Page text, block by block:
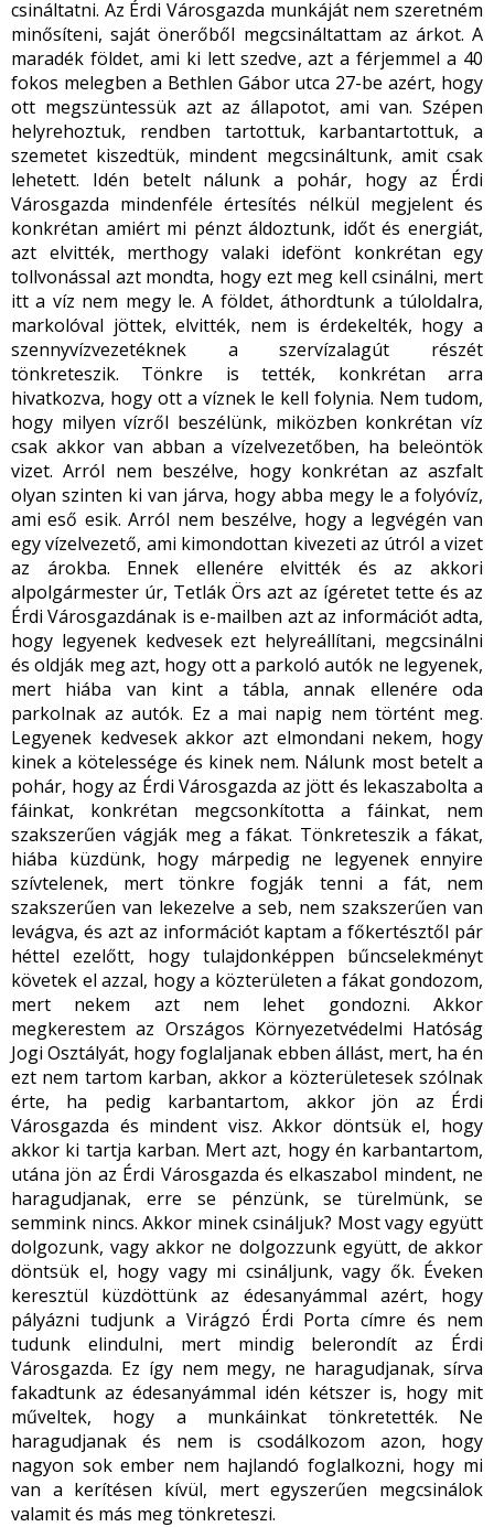
csináltatni. Az Érdi Városgazda munkáját nem szeretném
minősíteni, saját önerőből megcsináltattam az árkot. A
maradék földet, ami ki lett szedve, azt a férjemmel a 40
fokos melegben a Bethlen Gábor utca 27-be azért, hogy
ott megszüntessük azt az állapotot, ami van. Szépen
helyrehoztuk, rendben tartottuk, karbantartottuk, a
szemetet kiszedtük, mindent megcsináltunk, amit csak
lehetett. Idén betelt nálunk a pohár, hogy az Érdi
Városgazda mindenféle értesítés nélkül megjelent és
konkrétan amiért mi pénzt áldoztunk, időt és energiát,
azt elvitték, merthogy valaki idefönt konkrétan egy
tollvonással azt mondta, hogy ezt meg kell csinálni, mert
itt a víz nem megy le. A földet, áthordtunk a túloldalra,
markolóval jöttek, elvitték, nem is érdekelték, hogy a
szennyvízvezetéknek a szervízalagút részét
tönkreteszik. Tönkre is tették, konkrétan arra
hivatkozva, hogy ott a víznek le kell folynia. Nem tudom,
hogy milyen vízről beszélünk, miközben konkrétan víz
csak akkor van abban a vízelvezetőben, ha beleöntök
vizet. Arról nem beszélve, hogy konkrétan az aszfalt
olyan szinten ki van járva, hogy abba megy le a folyóvíz,
ami eső esik. Arról nem beszélve, hogy a legvégén van
egy vízelvezető, ami kimondottan kivezeti az útról a vizet
az árokba. Ennek ellenére elvitték és az akkori
alpolgármester úr, Tetlák Örs azt az ígéretet tette és az
Érdi Városgazdának is e-mailben azt az információt adta,
hogy legyenek kedvesek ezt helyreállítani, megcsinálni
és oldják meg azt, hogy ott a parkoló autók ne legyenek,
mert hiába van kint a tábla, annak ellenére oda
parkolnak az autók. Ez a mai napig nem történt meg.
Legyenek kedvesek akkor azt elmondani nekem, hogy
kinek a kötelessége és kinek nem. Nálunk most betelt a
pohár, hogy az Érdi Városgazda az jött és lekaszabolta a
fáinkat, konkrétan megcsonkította a fáinkat, nem
szakszerűen vágják meg a fákat. Tönkreteszik a fákat,
hiába küzdünk, hogy márpedig ne legyenek ennyire
szívtelenek, mert tönkre fogják tenni a fát, nem
szakszerűen van lekezelve a seb, nem szakszerűen van
levágva, és azt az információt kaptam a főkertésztől pár
héttel ezelőtt, hogy tulajdonképpen bűncselekményt
követek el azzal, hogy a közterületen a fákat gondozom,
mert nekem azt nem lehet gondozni. Akkor
megkerestem az Országos Környezetvédelmi Hatóság
Jogi Osztályát, hogy foglaljanak ebben állást, mert, ha én
ezt nem tartom karban, akkor a közterületesek szólnak
érte, ha pedig karbantartom, akkor jön az Érdi
Városgazda és mindent visz. Akkor döntsük el, hogy
akkor ki tartja karban. Mert azt, hogy én karbantartom,
utána jön az Érdi Városgazda és elkaszabol mindent, ne
haragudjanak, erre se pénzünk, se türelmünk, se
semmink nincs. Akkor minek csináljuk? Most vagy együtt
dolgozunk, vagy akkor ne dolgozzunk együtt, de akkor
döntsük el, hogy vagy mi csináljunk, vagy ők. Éveken
keresztül küzdöttünk az édesanyámmal azért, hogy
pályázni tudjunk a Virágzó Érdi Porta címre és nem
tudunk elindulni, mert mindig belerondít az Érdi
Városgazda. Ez így nem megy, ne haragudjanak, sírva
fakadtunk az édesanyámmal idén kétszer is, hogy mit
műveltek, hogy a munkáinkat tönkretették. Ne
haragudjanak és nem is csodálkozom azon, hogy
nagyon sok ember nem hajlandó foglalkozni, hogy mi
van a kerítésen kívül, mert egyszerűen megcsinálok
valamit és más meg tönkreteszi.